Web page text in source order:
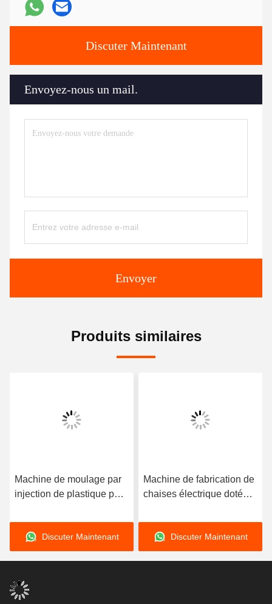
Discuter Maintenant
Envoyez-nous un mail.
Envoyer
Produits similaires
Machine de moulage par
injection de plastique pour
220V380V avec diamètre
de vis de 25 à 80 mm
assurant une production
Discuter Maintenant
Machine de fabrication de
chaises électrique dotée
de 100 à 200 MPa,
conçue pour les
processus de fabrication
Discuter Maintenant